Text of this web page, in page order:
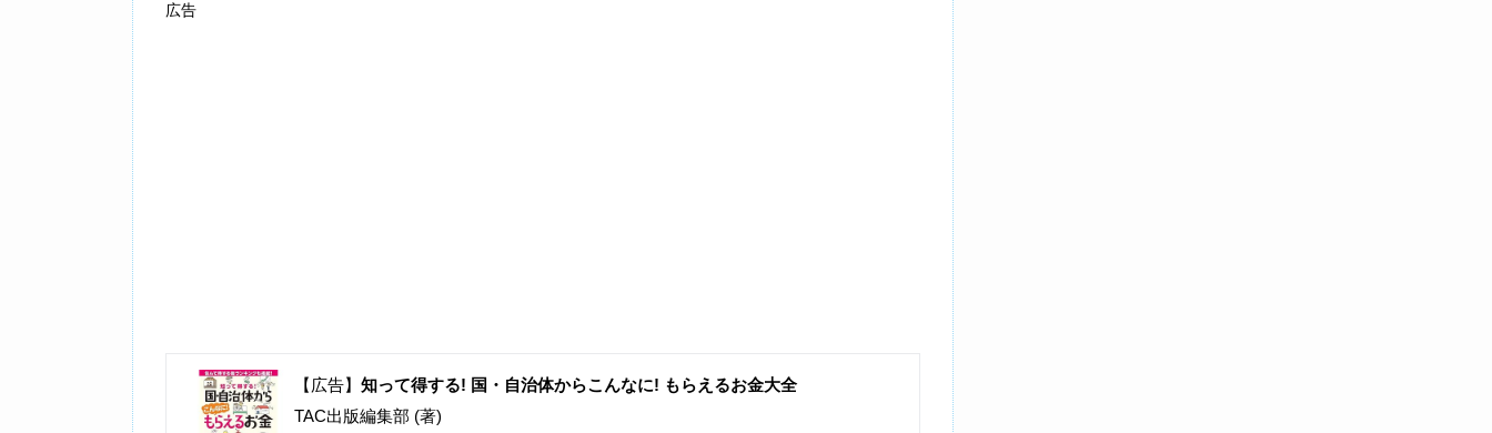
広告
【広告】 知って得する! 国・自治体からこんなに! もらえるお金大全
TAC出版編集部 (著)